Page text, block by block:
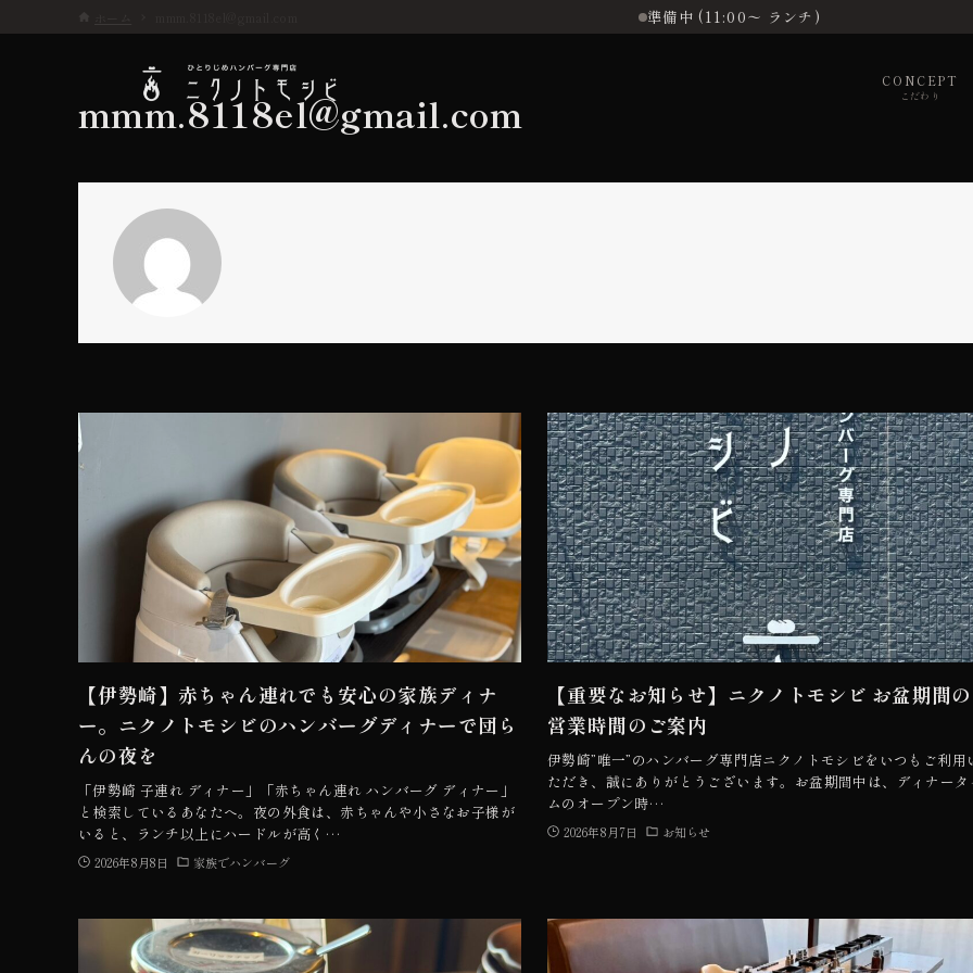
準備中 (11:00〜 ランチ)
CONCEPT
こだわり
こだわり
お品書き
初めての方へ
店舗情報
mmm.8118el@gmail.com
【伊勢崎】赤ちゃん連れでも安心の家族ディナ
ー。ニクノトモシビのハンバーグディナーで団ら
んの夜を
「伊勢崎 子連れ ディナー」「赤ちゃん連れ ハンバーグ ディナー」
と検索しているあなたへ。夜の外食は、赤ちゃんや小さなお子様が
いると、ランチ以上にハードルが高く…
2026年8月8日 家族でハンバーグ
【重要なお知らせ】ニクノトモシビ お盆期間の
営業時間のご案内
伊勢崎”唯一”のハンバーグ専門店ニクノトモシビをいつもご利用
ただき、誠にありがとうございます。お盆期間中は、ディナータ
ムのオープン時…
2026年8月7日 お知らせ